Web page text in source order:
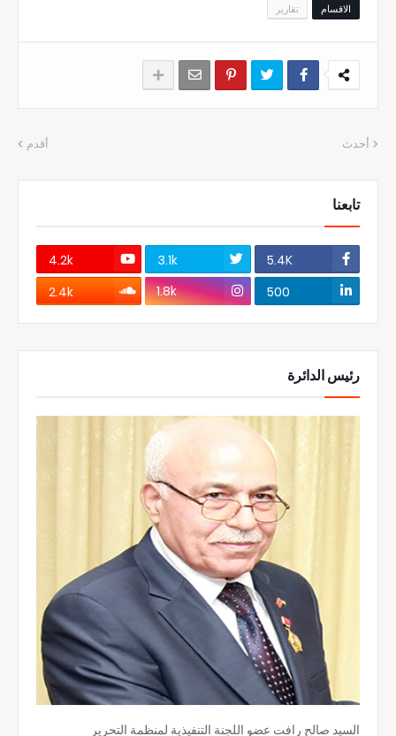
الاقسام تقارير
أحدث أقدم
تابعنا
5.4K
3.1k
4.2k
500
1.8k
2.4k
رئيس الدائرة
السيد صالح رافت عضو اللجنة التنفيذية لمنظمة التحرير